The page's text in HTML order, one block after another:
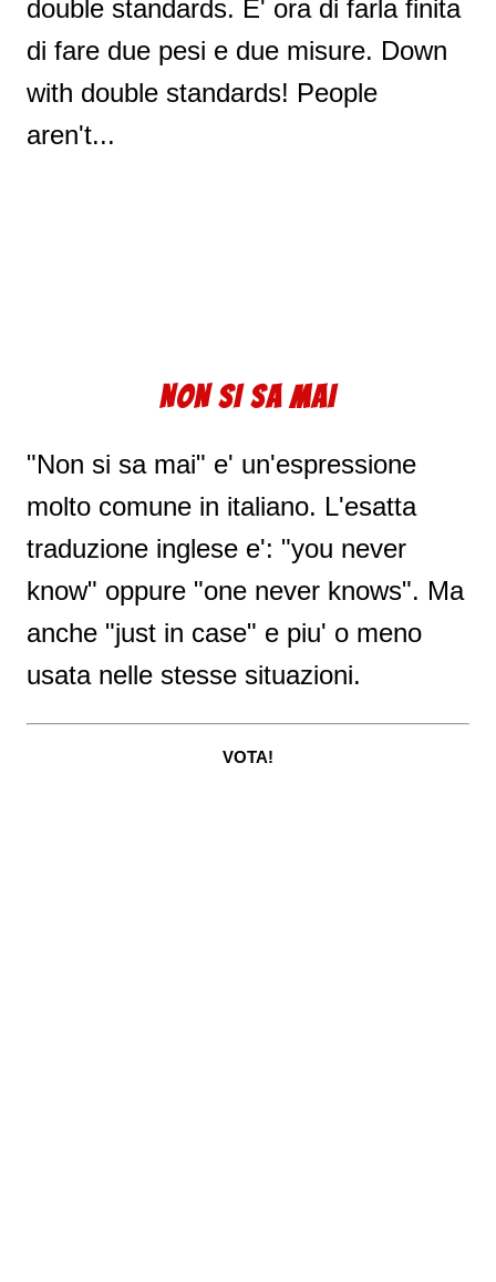
double standards. E' ora di farla finita
di fare due pesi e due misure. Down
with double standards! People
aren't...
NON SI SA MAI
"Non si sa mai" e' un'espressione
molto comune in italiano. L'esatta
traduzione inglese e': "you never
know" oppure "one never knows". Ma
anche "just in case" e piu' o meno
usata nelle stesse situazioni.
VOTA!